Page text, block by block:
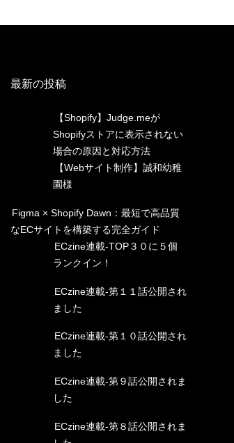
最新の投稿
【Shopify】Judge.meが
Shopifyストアに表示されない
場合の原因と対応方法
【Webサイト制作】誠和幼稚
園様
Figma × Shopify Dawn：最短で高品質
なECサイトを構築する完全ガイド
ECzine連載-TOP３０に５個
ランクイン！
ECzine連載-第１１話公開され
ました
ECzine連載-第１０話公開され
ました
ECzine連載-第９話公開されま
した
ECzine連載-第８話公開されま